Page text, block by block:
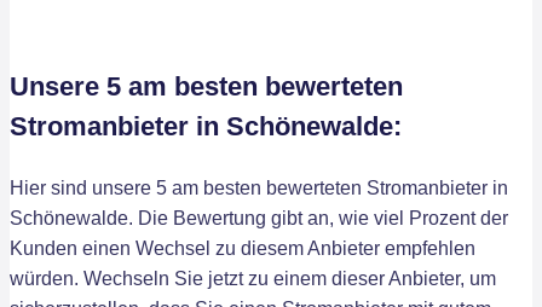
Unsere 5 am besten bewerteten
Stromanbieter in Schönewalde:
Hier sind unsere 5 am besten bewerteten Stromanbieter in
Schönewalde. Die Bewertung gibt an, wie viel Prozent der
Kunden einen Wechsel zu diesem Anbieter empfehlen
würden. Wechseln Sie jetzt zu einem dieser Anbieter, um